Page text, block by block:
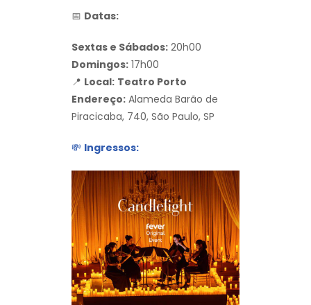
📅 Datas:
Sextas e Sábados: 20h00
Domingos: 17h00
📍 Local: Teatro Porto
Endereço: Alameda Barão de
Piracicaba, 740, São Paulo, SP
💸 Ingressos: